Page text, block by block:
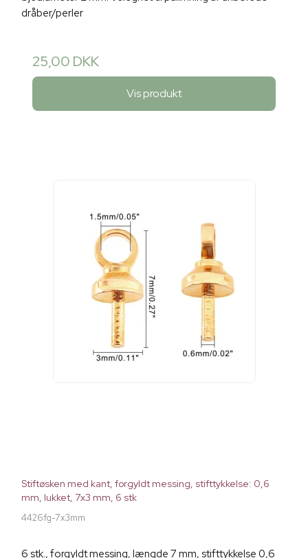
dråber/perler
25,00 DKK
Vis produkt
Stiftøsken med kant, forgyldt messing, stifttykkelse: 0,6
mm, lukket, 7x3 mm, 6 stk
4426fg-7x3mm
6 stk., forgyldt messing, længde 7 mm, stifttykkelse 0,6